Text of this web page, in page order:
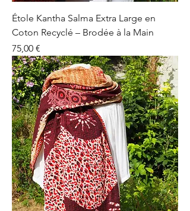
Étole Kantha Salma Extra Large en
Coton Recyclé – Brodée à la Main
Prix
75,00 €